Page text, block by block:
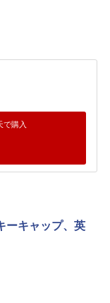
で購入
ーキャップ、英